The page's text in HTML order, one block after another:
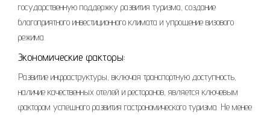
государственную поддержку развития туризма, создание
благоприятного инвестиционного климата и упрощение визового
режима.
Экономические факторы:
Развитие инфраструктуры, включая транспортную доступность,
наличие качественных отелей и ресторанов, является ключевым
фактором успешного развития гастрономического туризма. Не менее